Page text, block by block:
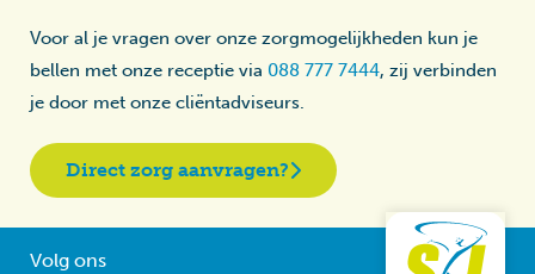
Voor al je vragen over onze zorgmogelijkheden kun je
bellen met onze receptie via 088 777 7444, zij verbinden
je door met onze cliëntadviseurs.
Direct zorg aanvragen?
Volg ons